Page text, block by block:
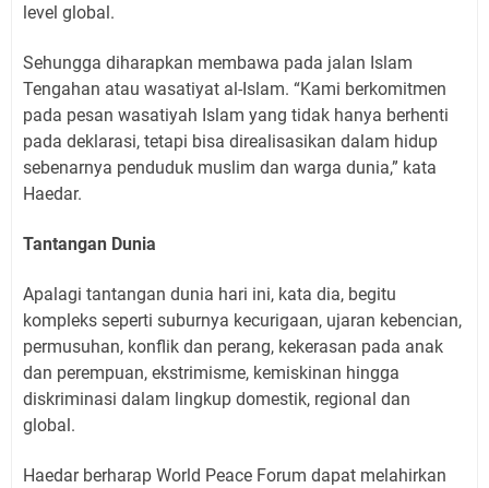
level global.
Sehungga diharapkan membawa pada jalan Islam
Tengahan atau wasatiyat al-Islam. “Kami berkomitmen
pada pesan wasatiyah Islam yang tidak hanya berhenti
pada deklarasi, tetapi bisa direalisasikan dalam hidup
sebenarnya penduduk muslim dan warga dunia,” kata
Haedar.
Tantangan Dunia
Apalagi tantangan dunia hari ini, kata dia, begitu
kompleks seperti suburnya kecurigaan, ujaran kebencian,
permusuhan, konflik dan perang, kekerasan pada anak
dan perempuan, ekstrimisme, kemiskinan hingga
diskriminasi dalam lingkup domestik, regional dan
global.
Haedar berharap World Peace Forum dapat melahirkan